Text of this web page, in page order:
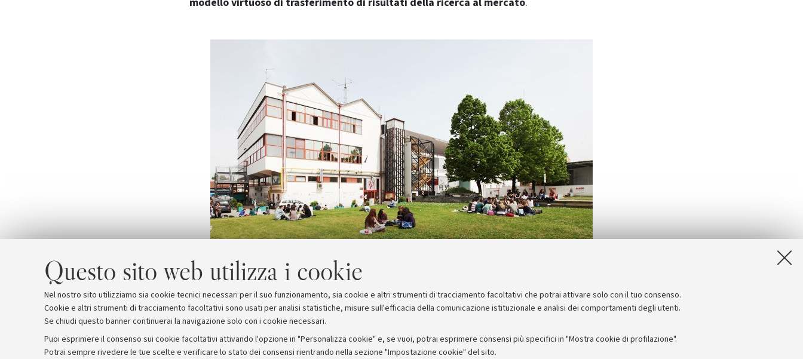
Questo sito web utilizza i cookie
Nel nostro sito utilizziamo sia cookie tecnici necessari per il suo funzionamento, sia cookie e altri strumenti di tracciamento facoltativi che potrai attivare solo con il tuo consenso.
Cookie e altri strumenti di tracciamento facoltativi sono usati per analisi statistiche, misure sull'efficacia della comunicazione istituzionale e analisi dei comportamenti degli utenti.
Se chiudi questo banner continuerai la navigazione solo con i cookie necessari.
Puoi esprimere il consenso sui cookie facoltativi attivando l'opzione in "Personalizza cookie" e, se vuoi, potrai esprimere consensi più specifici in "Mostra cookie di profilazione".
Potrai sempre rivedere le tue scelte e verificare lo stato dei consensi rientrando nella sezione "Impostazione cookie" del sito.